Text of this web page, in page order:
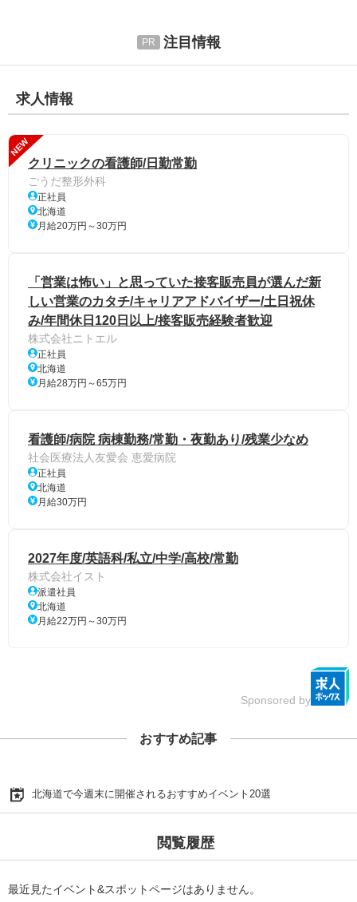
注目情報
求人情報
NEW
クリニックの看護師/日勤常勤
ごうだ整形外科
正社員
北海道
月給20万円～30万円
「営業は怖い」と思っていた接客販売員が選んだ新
しい営業のカタチ/キャリアアドバイザー/土日祝休
み/年間休日120日以上/接客販売経験者歓迎
株式会社ニトエル
正社員
北海道
月給28万円～65万円
看護師/病院 病棟勤務/常勤・夜勤あり/残業少なめ
社会医療法人友愛会 恵愛病院
正社員
北海道
月給30万円
2027年度/英語科/私立/中学/高校/常勤
株式会社イスト
派遣社員
北海道
月給22万円～30万円
Sponsored by
おすすめ記事
北海道で今週末に開催されるおすすめイベント20選
閲覧履歴
最近見たイベント&スポットページはありません。